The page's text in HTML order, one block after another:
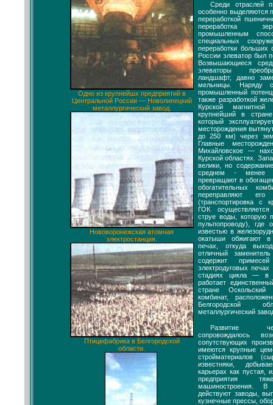
Одно из крупнейшх предприятий в
Центральной России — Новолипецкий
металлургический завод.
Нововоронежская атомная
электростанция.
Птицефабрика в Белгородской
области.
Среди отраслей
особенно выделяются
переработкой
переработка
промышленным
специальных
переработки
России элеватор был
Возвышающиеся
элеваторы
ландшафт, давно
мельницы. Наряду
промышленный
также разработкой
Курской
крупнейший в
который
месторождения
до 250 км) через
Главные
Михайловское —
Курской областях.
велики, но
среднем - менее
превращают в
обогатительных
переправляют
(транспортировка с
ГОК
струе воды, которую
пульпопроводу), где
известью в
окатыши обжигают
печах, откуда
отличный
содержит
электродуговых
стадиях цикла — в
работает
стране Оскольский
комбинат,
Белгородской
металлургический
Развитие
сопровождалось
сопутствующих
имеются крупные
стройматериалов
известняки,
карьерах как пустая,
предприятия
машиностроения.
действуют заводы,
кузнечные прессы,